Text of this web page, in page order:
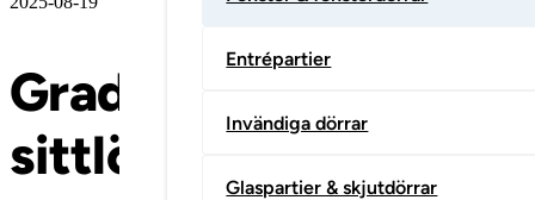
Entrépartier
Invändiga dörrar
Glaspartier & skjutdörrar
Gradänger från SSC
sittlösningar för